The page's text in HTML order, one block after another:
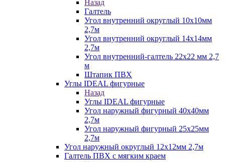
Назад
Галтель
Угол внутренний округлый 10х10мм
2,7м
Угол внутренний округлый 14х14мм
2,7м
Угол внутренний-галтель 22х22 мм 2,7
м
Штапик ПВХ
Углы IDEAL фигурные
Назад
Углы IDEAL фигурные
Угол наружный фигурный 40х40мм
2,7м
Угол наружный фигурный 25х25мм
2,7м
Угол наружный округлый 12х12мм 2,7м
Галтель ПВХ с мягким краем